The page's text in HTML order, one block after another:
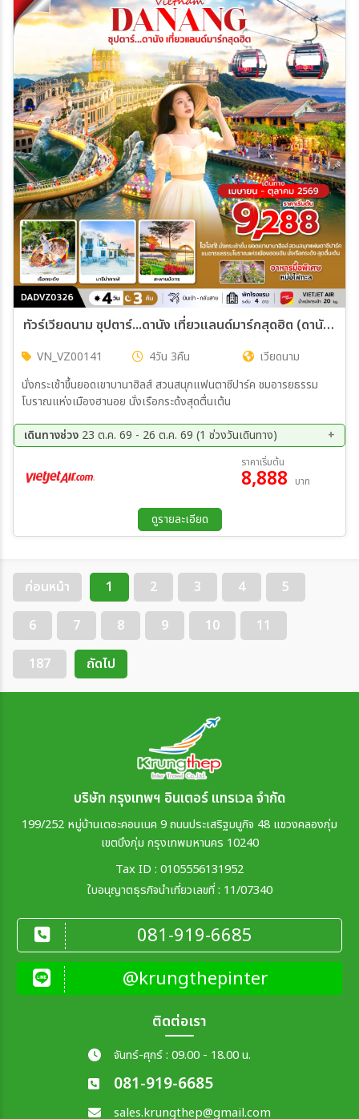
ทัวร์เวียดนาม ซุปตาร์...ดานัง เที่ยวแลนด์มาร์กสุดฮิต (ดานัง ฮอยอัน ไม่นอนบานาฮิลล์) 4วัน 3คืน (VZ)
VN_VZ00141 4วัน 3คืน
เวียดนาม
นั่งกระเช้าขึ้นยอดเขาบานาฮิลส์ สวนสนุกแฟนตาซีปาร์ค ชมอารยธรรม
โบราณแห่งเมืองฮานอย นั่งเรือกระด้งสุดตื่นเต้น
เดินทางช่วง 23 ต.ค. 69 - 26 ต.ค. 69 (1 ช่วงวันเดินทาง)
ราคาเริ่มต้น
8,888 บาท
ดูรายละเอียด
ก่อนหน้า 1 2 3 4
5
6
7 8 9 10
11
187
ถัดไป
บริษัท กรุงเทพฯ อินเตอร์ แทรเวล จำกัด
199/252 หมู่บ้านเดอะคอนเนค 9 ถนนประเสริฐมนูกิจ 48 แขวงคลองกุ่ม
เขตบึงกุ่ม กรุงเทพมหานคร 10240
Tax ID : 0105556131952
ใบอนุญาตธุรกิจนำเที่ยวเลขที่ : 11/07340
081-919-6685
@krungthepinter
ติดต่อเรา
จันทร์-ศุกร์ : 09.00 - 18.00 น.
081-919-6685
sales.krungthep@gmail.com